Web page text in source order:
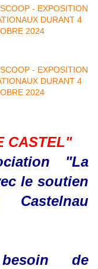
CASTEL"
"La
le soutien
de